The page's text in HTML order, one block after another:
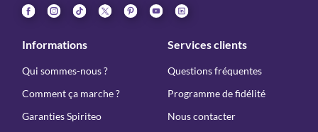
Informations
Qui sommes-nous ?
Comment ça marche ?
Garanties Spiriteo
Services clients
Questions fréquentes
Programme de fidélité
Nous contacter